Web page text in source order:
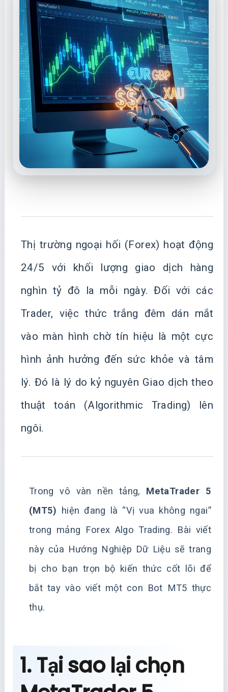
Thị trường ngoại hối (Forex) hoạt động
24/5 với khối lượng giao dịch hàng
nghìn tỷ đô la mỗi ngày. Đối với các
Trader, việc thức trắng đêm dán mắt
vào màn hình chờ tín hiệu là một cực
hình ảnh hưởng đến sức khỏe và tâm
lý. Đó là lý do kỷ nguyên Giao dịch theo
thuật toán (Algorithmic Trading) lên
ngôi.
Trong vô vàn nền tảng, MetaTrader 5
(MT5) hiện đang là “Vị vua không ngai”
trong mảng Forex Algo Trading. Bài viết
này của Hướng Nghiệp Dữ Liệu sẽ trang
bị cho bạn trọn bộ kiến thức cốt lõi để
bắt tay vào viết một con Bot MT5 thực
thụ.
1. Tại sao lại chọn